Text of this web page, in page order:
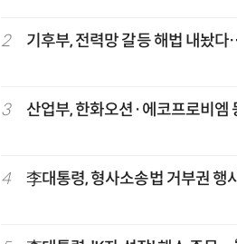
2 기후부, 전력망 갈등 해법 내놨
3 산업부, 한화오션·에코프로비엠
4 李대통령, 형사소송법 거부권